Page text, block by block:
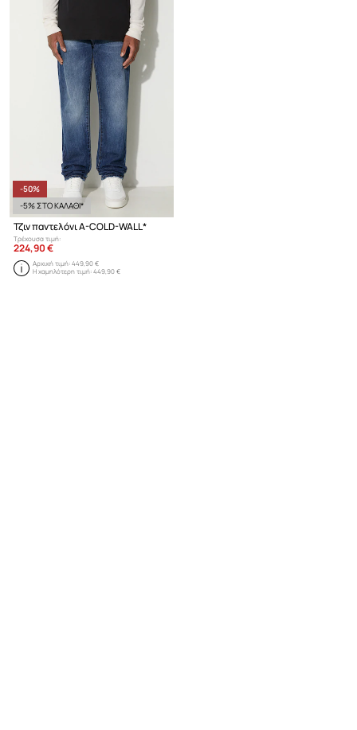
-50%
-5% ΣΤΟ ΚΑΛΑΘΙ*
Τζιν παντελόνι A-COLD-WALL*
Τρέχουσα τιμή:
224,90 €
Αρχική τιμή:449,90 €
Η χαμηλότερη τιμή:449,90 €